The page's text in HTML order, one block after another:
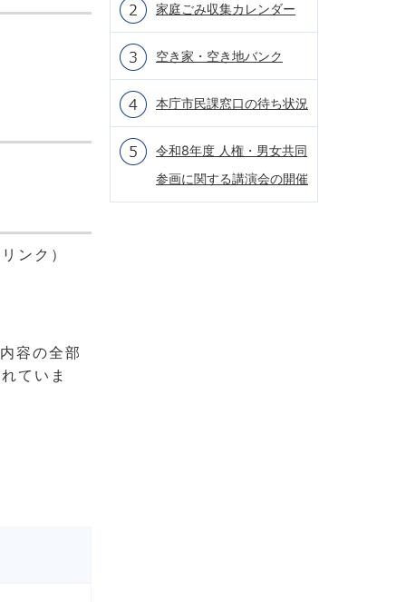
ンク）
容の全部
ていま
家庭ごみ収集カレンダー
空き家・空き地バンク
本庁市民課窓口の待ち状況
令和8年度 人権・男女共同
参画に関する講演会の開催